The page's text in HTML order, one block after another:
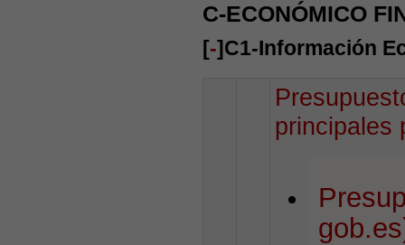
C-ECONÓMICO
[-]C1-Información
principales